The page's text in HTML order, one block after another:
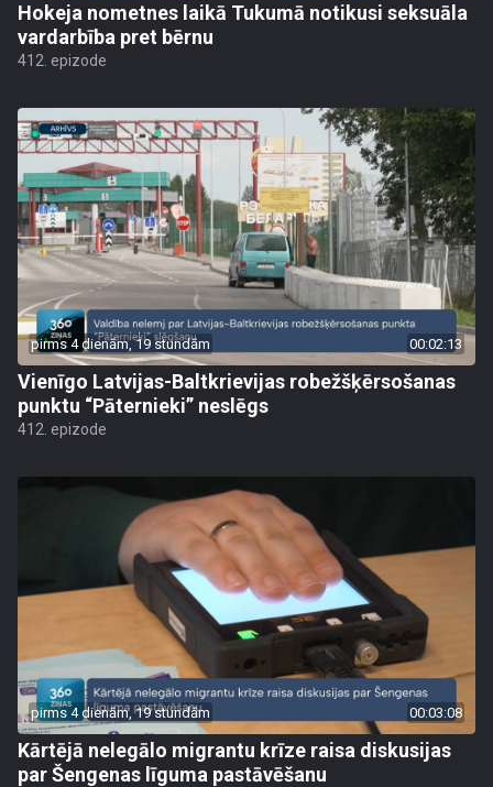
Hokeja nometnes laikā Tukumā notikusi seksuāla
vardarbība pret bērnu
412. epizode
pirms 4 dienām, 19 stundām 00:02:13
Vienīgo Latvijas-Baltkrievijas robežšķērsošanas
punktu “Pāternieki” neslēgs
412. epizode
pirms 4 dienām, 19 stundām 00:03:08
Kārtējā nelegālo migrantu krīze raisa diskusijas
par Šengenas līguma pastāvēšanu